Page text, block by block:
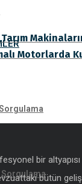
Sorgulama
Tarım
Motorlarda
bir
bütün